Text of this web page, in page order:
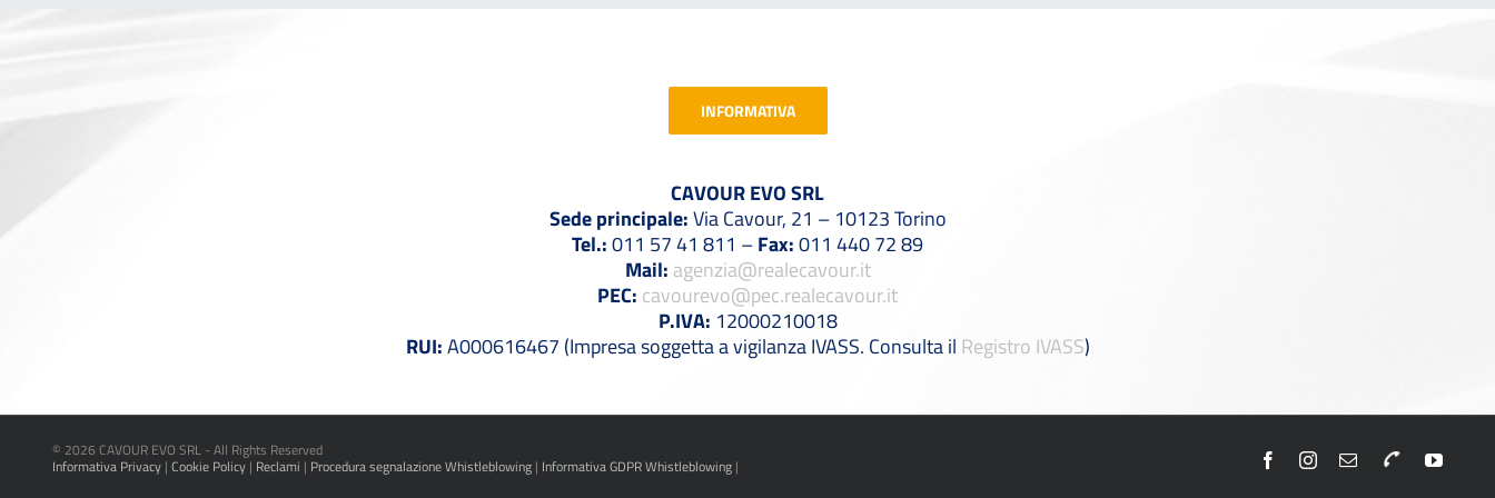
INFORMATIVA
CAVOUR EVO SRL
Sede principale:Via Cavour, 21 – 10123 Torino
Tel.:011 57 41 811 –Fax:011 440 72 89
Mail: agenzia@realecavour.it
PEC: cavourevo@pec.realecavour.it
P.IVA: 12000210018
RUI:A000616467 (Impresa soggetta a vigilanza IVASS. Consulta il Registro IVASS)
© 2026 CAVOUR EVO SRL - All Rights Reserved
Informativa Privacy | Cookie Policy | Reclami | Procedura segnalazione Whistleblowing | Informativa GDPR Whistleblowing | FacebookInstagram
EmailTelefono